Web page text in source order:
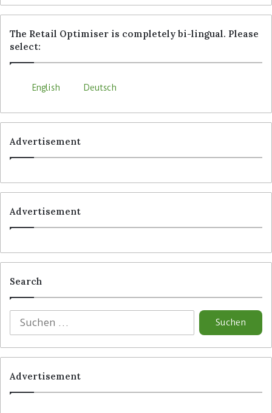
The Retail Optimiser is completely bi-lingual. Please
select:
English Deutsch
Advertisement
Advertisement
Search
Advertisement